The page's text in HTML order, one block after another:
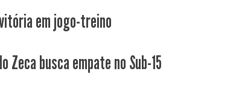
em jogo-treino
Zeca busca empate no Sub-15